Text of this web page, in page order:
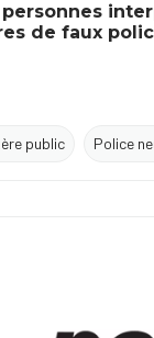
de faux
public Police